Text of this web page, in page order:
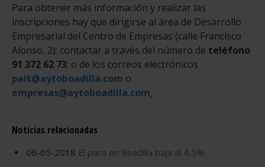
Para obtener más información y realizar las
inscripciones hay que dirigirse al área de Desarrollo
Empresarial del Centro de Empresas (calle Francisco
Alonso, 2); contactar a través del número de teléfono
91 372 62 73; o de los correos electrónicos
pait@aytoboadilla.com o
empresas@aytoboadilla.com.
Noticias relacionadas
06-05-2018 El paro en Boadilla baja al 4,5%